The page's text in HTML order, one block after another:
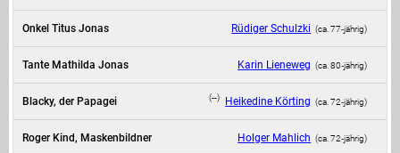
Onkel Titus Jonas Rüdiger Schulzki (ca. 77‑jährig)
Tante Mathilda Jonas Karin Lieneweg (ca. 80‑jährig)
Blacky, der Papagei (--) Heikedine Körting (ca. 72‑jährig)
Roger Kind, Maskenbildner Holger Mahlich (ca. 72‑jährig)